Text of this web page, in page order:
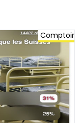
Comptoir